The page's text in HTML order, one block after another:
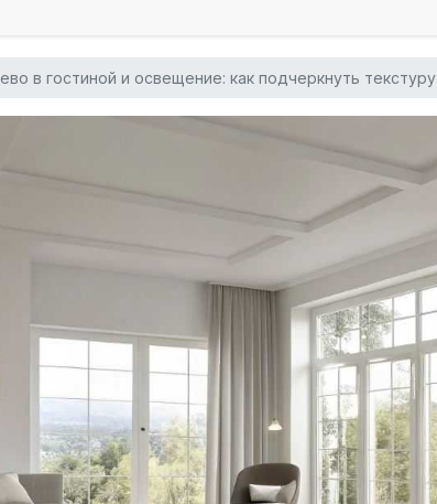
в гостиной и освещение: как подчеркнуть текстуру